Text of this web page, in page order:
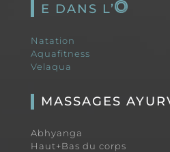
E DANS L’
Natation
Aquafitness
Velaqua
MASSAGES
Abhyanga
Haut+Bas du corps